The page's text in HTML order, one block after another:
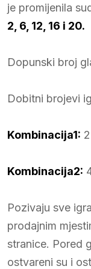
je promijenila
2, 6, 12, 16 i 20.
Dopunski broj
Dobitni brojevi
Kombinacija1:
Kombinacija2:
Pozivaju sve
prodajnim
stranice. Pored
ostvareni su i